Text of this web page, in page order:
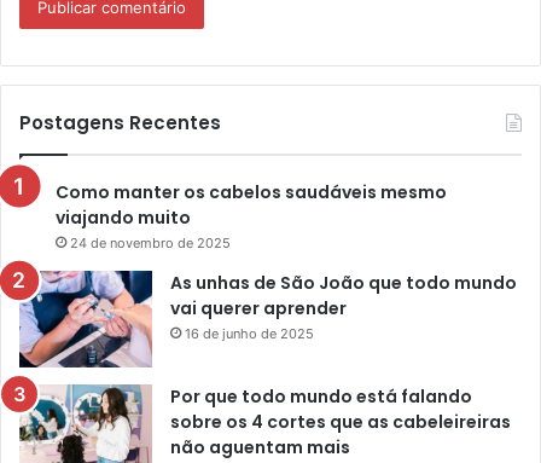
Postagens Recentes
Como manter os cabelos saudáveis mesmo
viajando muito
24 de novembro de 2025
As unhas de São João que todo mundo
vai querer aprender
16 de junho de 2025
Por que todo mundo está falando
sobre os 4 cortes que as cabeleireiras
não aguentam mais